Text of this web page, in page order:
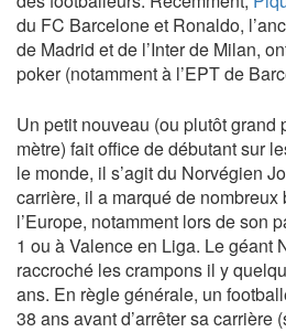
du FC Barcelone et Ronaldo,
de Madrid et de l’Inter de Milan,
poker (notamment à l’EPT de
Un petit nouveau (ou plutôt grand
mètre) fait office de débutant sur
le monde, il s’agit du Norvégien
carrière, il a marqué de
l’Europe, notamment lors de son
1 ou à Valence en Liga. Le géant
raccroché les crampons il y
ans. En règle générale, un
38 ans avant d’arrêter sa carrière